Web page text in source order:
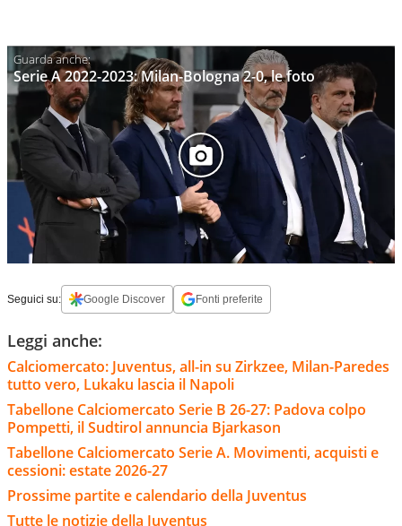
Serie A 2022-2023: Milan-Bologna 2-0, le foto
Seguici su: Google Discover Fonti preferite
Leggi anche:
Calciomercato: Juventus, all-in su Zirkzee, Milan-Paredes
tutto vero, Lukaku lascia il Napoli
Tabellone Calciomercato Serie B 26-27: Padova colpo
Pompetti, il Sudtirol annuncia Bjarkason
Tabellone Calciomercato Serie A. Movimenti, acquisti e
cessioni: estate 2026-27
Prossime partite e calendario della Juventus
Tutte le notizie della Juventus